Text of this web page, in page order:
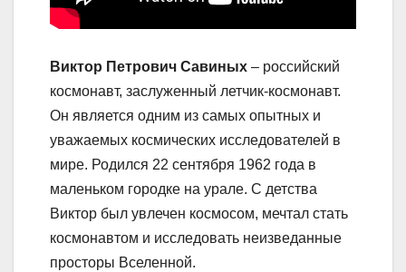
Виктор Петрович Савиных – российский
космонавт, заслуженный летчик-космонавт.
Он является одним из самых опытных и
уважаемых космических исследователей в
мире. Родился 22 сентября 1962 года в
маленьком городке на урале. С детства
Виктор был увлечен космосом, мечтал стать
космонавтом и исследовать неизведанные
просторы Вселенной.